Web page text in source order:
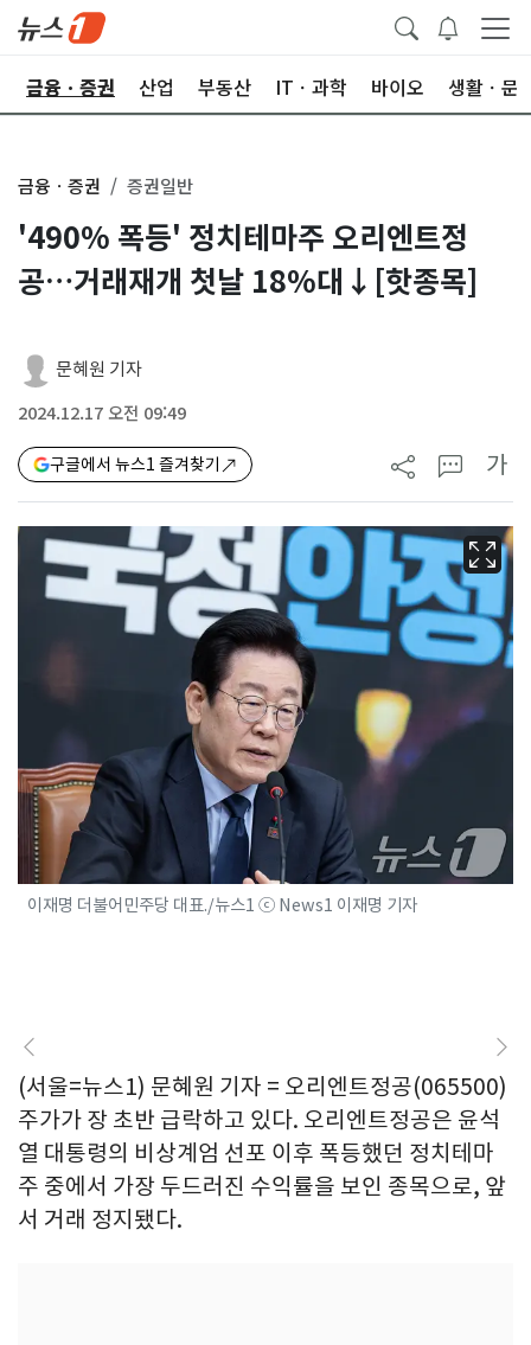
금융ㆍ증권 산업 부동산 ITㆍ과학 바이오 생활ㆍ문
금융ㆍ증권 증권일반
'490% 폭등' 정치테마주 오리엔트정
공…거래재개 첫날 18%대↓[핫종목]
문혜원 기자
2024.12.17 오전 09:49
구글에서 뉴스1 즐겨찾기 가
이재명 더불어민주당 대표./뉴스1 ⓒ News1 이재명 기자
(서울=뉴스1) 문혜원 기자 = 오리엔트정공(065500)
주가가 장 초반 급락하고 있다. 오리엔트정공은 윤석
열 대통령의 비상계엄 선포 이후 폭등했던 정치테마
주 중에서 가장 두드러진 수익률을 보인 종목으로, 앞
서 거래 정지됐다.